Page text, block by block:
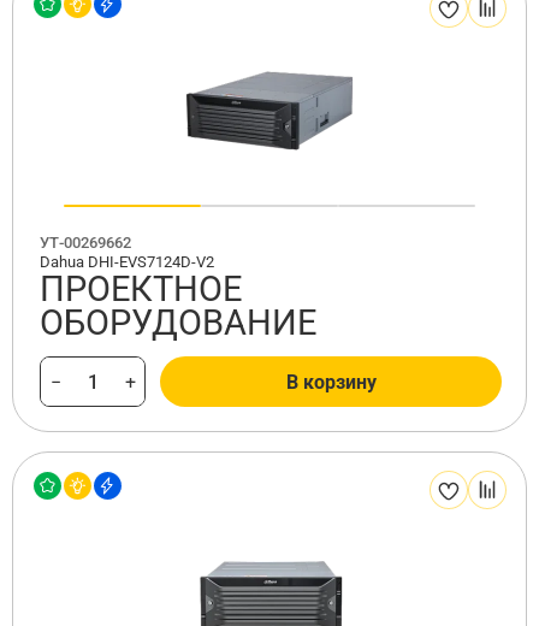
УТ-00269662
Dahua DHI-EVS7124D-V2
ПРОЕКТНОЕ
ОБОРУДОВАНИЕ
− + В корзину